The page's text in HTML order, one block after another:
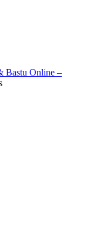
Bastu Online –